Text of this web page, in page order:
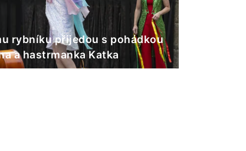
rybníku přijedou s pohádkou
a hastrmanka Katka